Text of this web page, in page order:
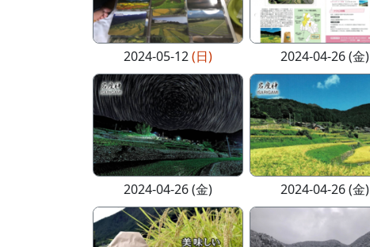
2024-05-12(日) 2024-04-26 (金)
2024-04-26 (金) 2024-04-26 (金)